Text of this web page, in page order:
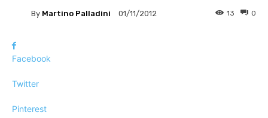
By Martino Palladini 01/11/2012 0
13
Facebook
Twitter
Pinterest